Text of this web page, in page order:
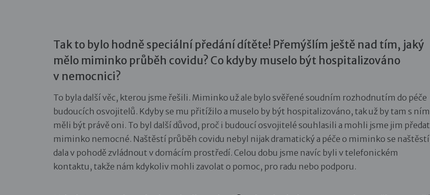
Tak to bylo hodně speciální předání dítěte! Přemýšlím ještě nad tím, jaký
mělo miminko průběh covidu? Co kdyby muselo být hospitalizováno
v nemocnici?
To byla další věc, kterou jsme řešili. Miminko už ale bylo svěřené soudním rozhodnutím do péče
budoucích osvojitelů. Kdyby se mu přitížilo a muselo by být hospitalizováno, tak už by tam s ním
měli být právě oni. To byl další důvod, proč i budoucí osvojitelé souhlasili a mohli jsme jim předat
miminko nemocné. Naštěstí průběh covidu nebyl nijak dramatický a péče o miminko se naštěstí
dala v pohodě zvládnout v domácím prostředí. Celou dobu jsme navíc byli v telefonickém
kontaktu, takže nám kdykoliv mohli zavolat o pomoc, pro radu nebo podporu.